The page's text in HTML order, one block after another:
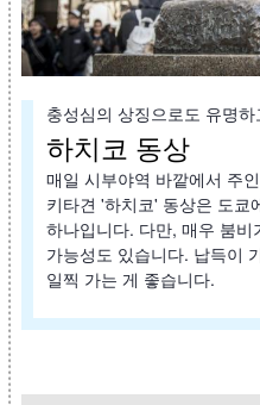
충성심의 상징으로도 유명
하치코 동상
매일 시부야역 바깥에서 주
키타견 '하치코' 동상은 도쿄
하나입니다. 다만, 매우 붐
가능성도 있습니다. 납득이
일찍 가는 게 좋습니다.